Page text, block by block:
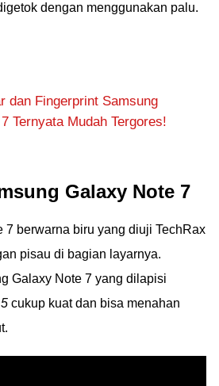
dengan menggunakan palu.
dan Fingerprint Samsung
Ternyata Mudah Tergores!
Galaxy Note 7
7 berwarna biru yang diuji TechRax
pisau di bagian layarnya.
Galaxy Note 7 yang dilapisi
cukup kuat dan bisa menahan